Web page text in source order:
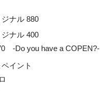
ジナル 880
ジナル 400
-Do you have a COPEN?-
イント